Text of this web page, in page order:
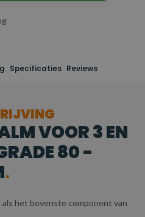
Specificaties Reviews
VOOR 3 EN
80 -
het bovenste component van